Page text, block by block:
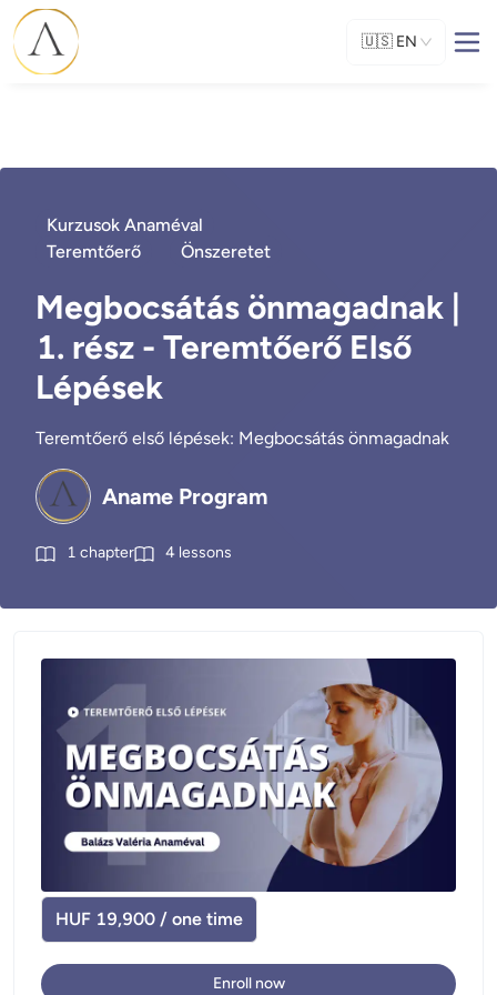
🇺🇸 EN
Kurzusok Anaméval
Teremtőerő
Önszeretet
Megbocsátás önmagadnak |
1. rész - Teremtőerő Első
Lépések
Teremtőerő első lépések: Megbocsátás önmagadnak
Aname Program
1 chapter 4 lessons
HUF 19,900 / one time
Enroll now